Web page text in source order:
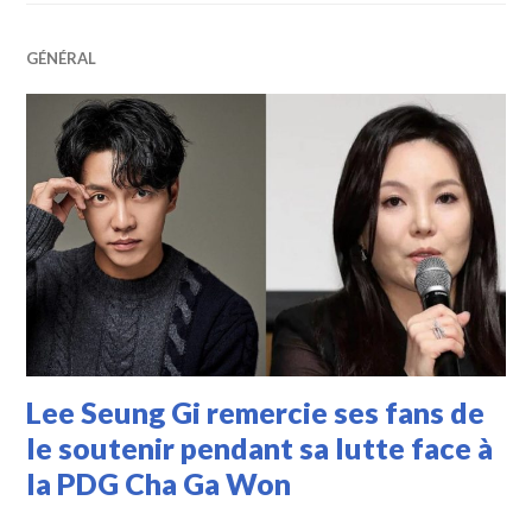
GÉNÉRAL
Lee Seung Gi remercie ses fans de
le soutenir pendant sa lutte face à
la PDG Cha Ga Won